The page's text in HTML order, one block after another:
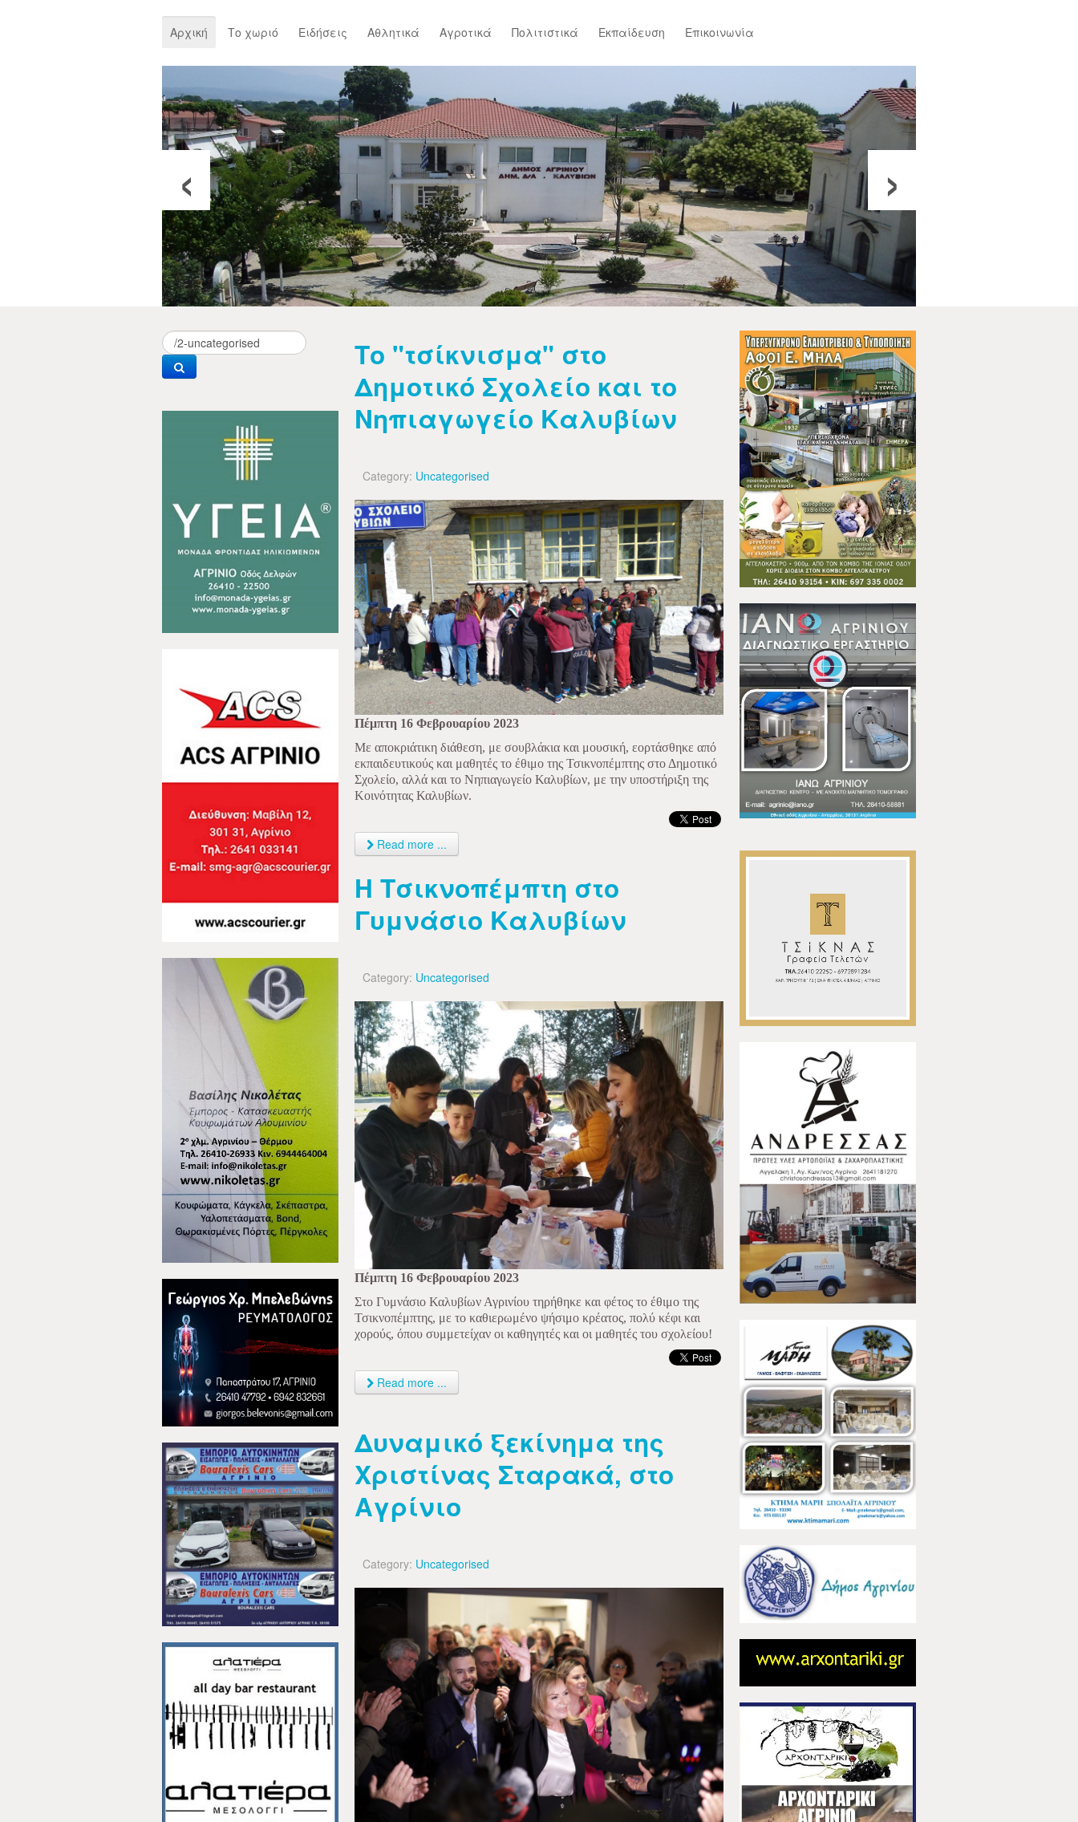
Αρχική Το χωριό Ειδήσεις Αθλητικά Αγροτικά Πολιτιστικά Εκπαίδευση Επικοινωνία
‹ ›
Το "τσίκνισμα" στο
Δημοτικό Σχολείο και το
Νηπιαγωγείο Καλυβίων
Category: Uncategorised
Πέμπτη 16 Φεβρουαρίου 2023
Με αποκριάτικη διάθεση, με σουβλάκια και μουσική, εορτάσθηκε από
εκπαιδευτικούς και μαθητές το έθιμο της Τσικνοπέμπτης στο Δημοτικό
Σχολείο, αλλά και το Νηπιαγωγείο Καλυβίων, με την υποστήριξη της
Κοινότητας Καλυβίων.
Read more ...
Η Τσικνοπέμπτη στο
Γυμνάσιο Καλυβίων
Category: Uncategorised
Πέμπτη 16 Φεβρουαρίου 2023
Στο Γυμνάσιο Καλυβίων Αγρινίου τηρήθηκε και φέτος το έθιμο της
Τσικνοπέμπτης, με το καθιερωμένο ψήσιμο κρέατος, πολύ κέφι και
χορούς, όπου συμμετείχαν οι καθηγητές και οι μαθητές του σχολείου!
Read more ...
Δυναμικό ξεκίνημα της
Χριστίνας Σταρακά, στο
Αγρίνιο
Category: Uncategorised